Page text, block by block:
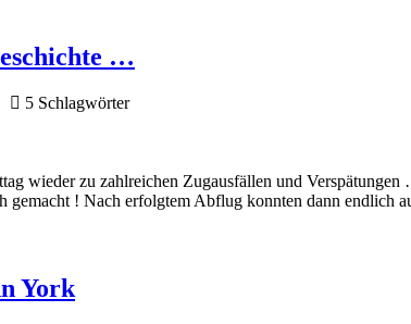
…
5 Schlagwörter
wieder zu zahlreichen Zugausfällen und
gemacht ! Nach erfolgtem Abflug konnten dann endlich
York